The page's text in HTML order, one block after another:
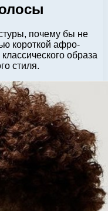
почему бы не
короткой афро-
образа
стиля.